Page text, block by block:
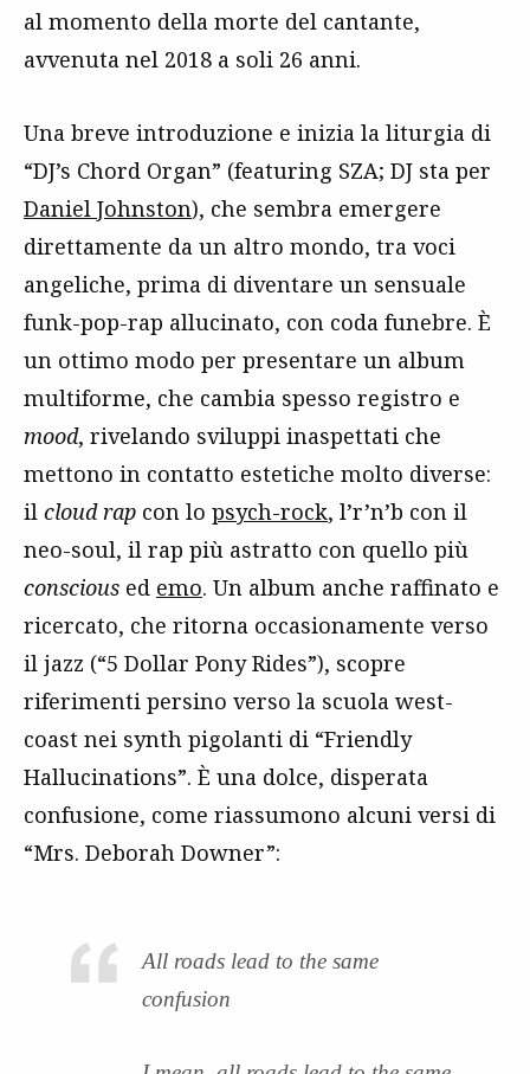
al momento della morte del cantante,
avvenuta nel 2018 a soli 26 anni.
Una breve introduzione e inizia la liturgia di
“DJ’s Chord Organ” (featuring SZA; DJ sta per
Daniel Johnston), che sembra emergere
direttamente da un altro mondo, tra voci
angeliche, prima di diventare un sensuale
funk-pop-rap allucinato, con coda funebre. È
un ottimo modo per presentare un album
multiforme, che cambia spesso registro e
mood, rivelando sviluppi inaspettati che
mettono in contatto estetiche molto diverse:
il cloud rap con lo psych-rock, l’r’n’b con il
neo-soul, il rap più astratto con quello più
conscious ed emo. Un album anche raffinato e
ricercato, che ritorna occasionamente verso
il jazz (“5 Dollar Pony Rides”), scopre
riferimenti persino verso la scuola west-
coast nei synth pigolanti di “Friendly
Hallucinations”. È una dolce, disperata
confusione, come riassumono alcuni versi di
“Mrs. Deborah Downer”:
All roads lead to the same
confusion